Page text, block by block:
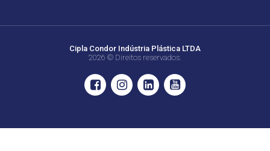
Cipla Condor Indústria Plástica LTDA
2026 © Direitos reservados.